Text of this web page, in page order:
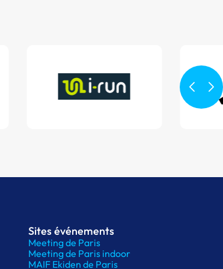
Sites événements
Meeting de Paris
Meeting de Paris indoor
MAIF Ekiden de Paris